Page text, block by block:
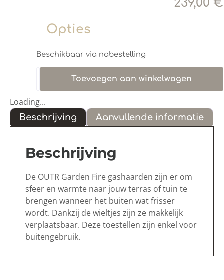
239,00 €
Opties
Beschikbaar via nabestelling
Toevoegen aan winkelwagen
Loading...
Beschrijving Aanvullende informatie
Beschrijving
De OUTR Garden Fire gashaarden zijn er om
sfeer en warmte naar jouw terras of tuin te
brengen wanneer het buiten wat frisser
wordt. Dankzij de wieltjes zijn ze makkelijk
verplaatsbaar. Deze toestellen zijn enkel voor
buitengebruik.